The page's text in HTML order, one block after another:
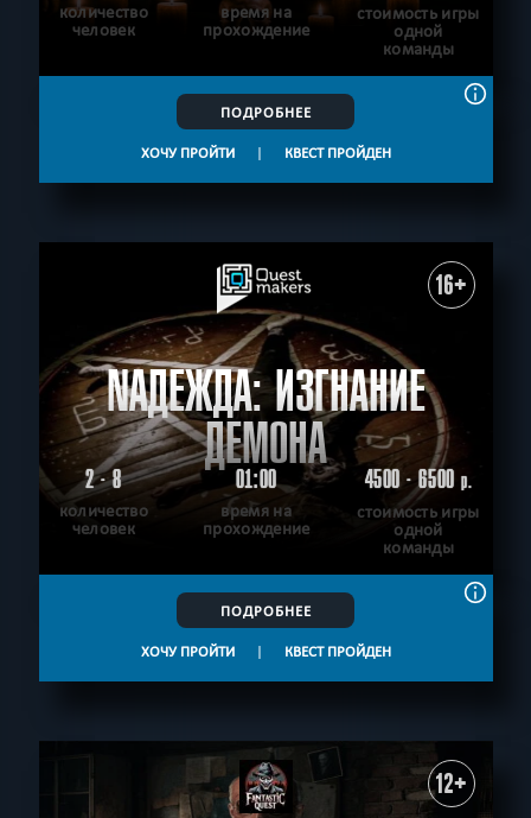
количество
человек
время на
прохождение
стоимость игры
одной
команды
ПОДРОБНЕЕ
ХОЧУ ПРОЙТИ | КВЕСТ ПРОЙДЕН
16+
NАДЕЖДА: ИЗГНАНИЕ
ДЕМОНА
2 - 8
количество
человек
01:00
время на
прохождение
4500 - 6500р.
стоимость игры
одной
команды
ПОДРОБНЕЕ
ХОЧУ ПРОЙТИ | КВЕСТ ПРОЙДЕН
12+